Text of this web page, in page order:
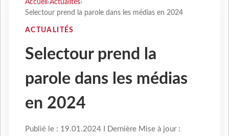
Accueil ›Actualités›
Selectour prend la parole dans les médias en 2024
ACTUALITÉS
Selectour prend la
parole dans les médias
en 2024
Publié le : 19.01.2024 I Dernière Mise à jour :